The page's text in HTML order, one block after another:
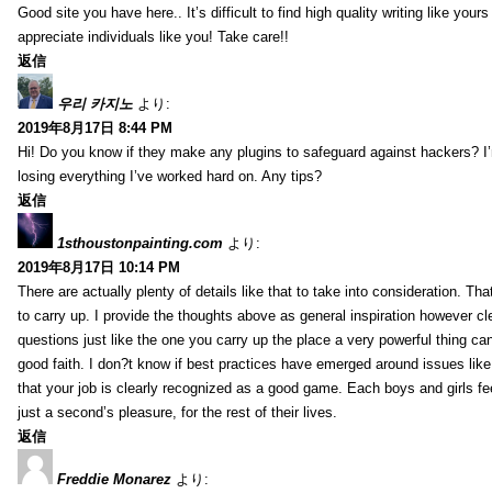
Good site you have here.. It’s difficult to find high quality writing like
appreciate individuals like you! Take care!!
返信
우리 카지노 より:
2019年8月17日 8:44 PM
Hi! Do you know if they make any plugins to safeguard against hackers?
losing everything I’ve worked hard on. Any tips?
返信
1sthoustonpainting.com より:
2019年8月17日 10:14 PM
There are actually plenty of details like that to take into consideration.
to carry up. I provide the thoughts above as general inspiration however
questions just like the one you carry up the place a very powerful thing
good faith. I don?t know if best practices have emerged around issues
that your job is clearly recognized as a good game. Each boys and girls
just a second’s pleasure, for the rest of their lives.
返信
Freddie Monarez より: